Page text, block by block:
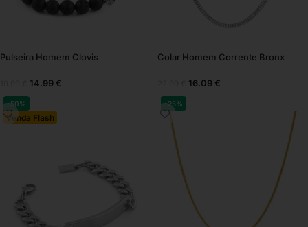
Pulseira Homem Clovis
14.99 €
Colar Homem Corrente Bronx
16.09 €
-50%
Venda Flash
-25%